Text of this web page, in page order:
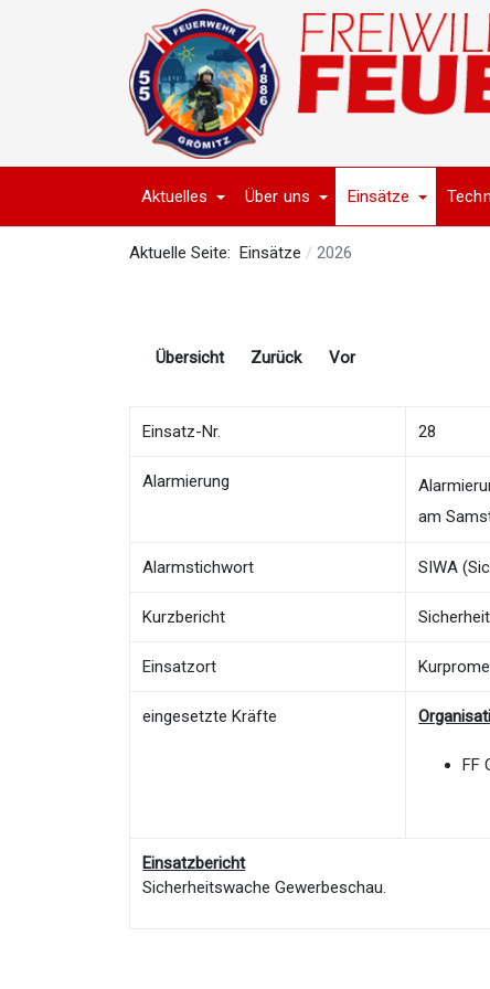
Aktuelles Über uns Einsätze
Aktuelle Seite: Einsätze 2026
Übersicht Zurück Vor
Einsatz-Nr. 28
Alarmierung
am
Alarmstichwort SIWA
Kurzbericht
Einsatzort
eingesetzte Kräfte
FF
Einsatzbericht
Sicherheitswache Gewerbeschau.